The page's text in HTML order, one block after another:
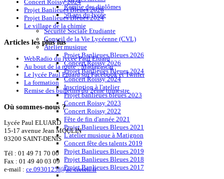
Remise des diplômes
50 ans du lycée
Sécurité Sociale Etudiante
Conseil de la Vie Lycéenne (CVL)
Atelier musique
Projet Banlieues Bleues 2026
Concert Roissy 2026
Projet Banlieues Bleues 2024
Concert Roissy 2024
Inscription à l'atelier
Projet banlieues bleues 2023
Concert Roissy 2023
Concert Roissy 2022
Fête de fin d'année 2021
Projet Banlieues Bleues 2021
L'atelier musique à Matignon
Concert fête des talents 2019
Projet Banlieues Bleues 2019
Projet Banlieues Bleues 2018
Projet Banlieues Bleues 2017
Concert Roissy 2024
Projet Banlieues Bleues 2026
Projet Banlieues Bleues 2024
Le village de la chimie
Articles les plus lus
WebRadio du lycée Paul Eluard
Au bout de la route : Madagascar
Le lycée Paul Eluard sur Facebook et Twitter
La formation
Remise des bulletins du 2ème trimestre
Où sommes-nous ?
Lycée Paul ELUARD
15-17 avenue Jean MOULIN
93200 SAINT-DENIS
Tél : 01 49 71 70 00
Fax : 01 49 40 03 09
e-mail : ce.0930125f@ac-creteil.fr